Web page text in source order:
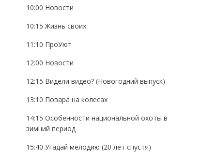
10:00 Новости
10:15 Жизнь своих
11:10 ПроУют
12:00 Новости
12:15 Видели видео? (Новогодний выпуск)
13:10 Повара на колесах
14:15 Особенности национальной охоты в
зимний период
15:40 Угадай мелодию (20 лет спустя)